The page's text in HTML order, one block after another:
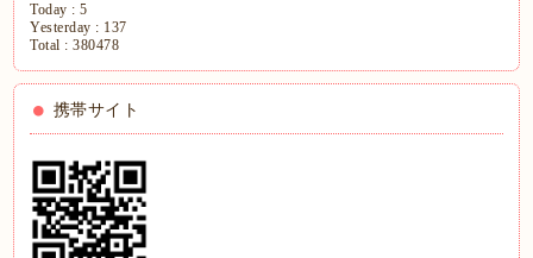
Today :5
Yesterday : 137
Total :380478
携帯サイト